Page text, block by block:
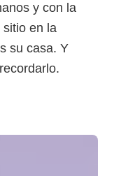
y con la
sitio en la
su casa. Y